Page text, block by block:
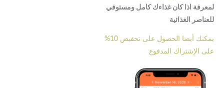
لمعرفة اذا كان غذاءك كامل ومستوفي
للعناصر الغذائية
يمكنك أيضا الحصول على تحفيض 10%
على الإشتراك المدفوع